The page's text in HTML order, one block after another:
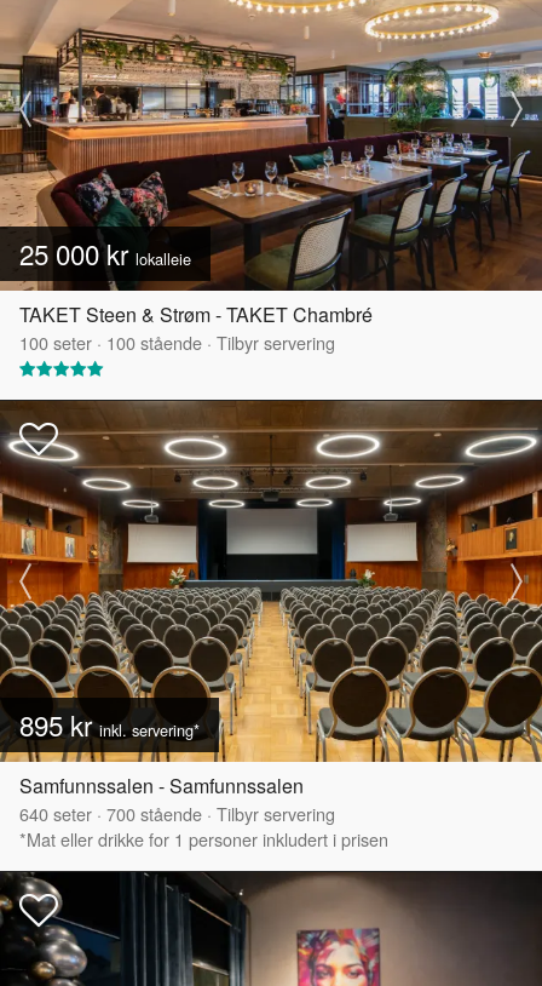
25 000 kr lokalleie
TAKET Steen & Strøm - TAKET Chambré
100seter · 100stående · Tilbyr servering
895 krinkl. servering*
Samfunnssalen - Samfunnssalen
640seter · 700stående · Tilbyr servering
*Mat eller drikke for 1 personer inkludert i prisen